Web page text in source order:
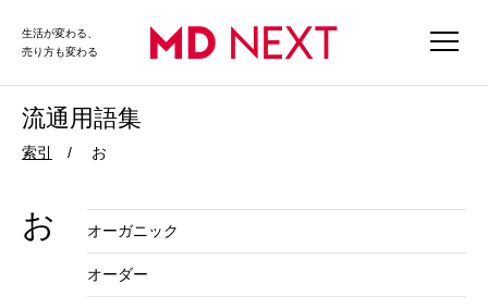
生活が変わる、
売り方も変わる
流通用語集
索引 お
お オーガニック
オーダー